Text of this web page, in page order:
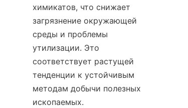
химикатов, что снижает
загрязнение окружающей
среды и проблемы
утилизации. Это
соответствует растущей
тенденции к устойчивым
методам добычи полезных
ископаемых.